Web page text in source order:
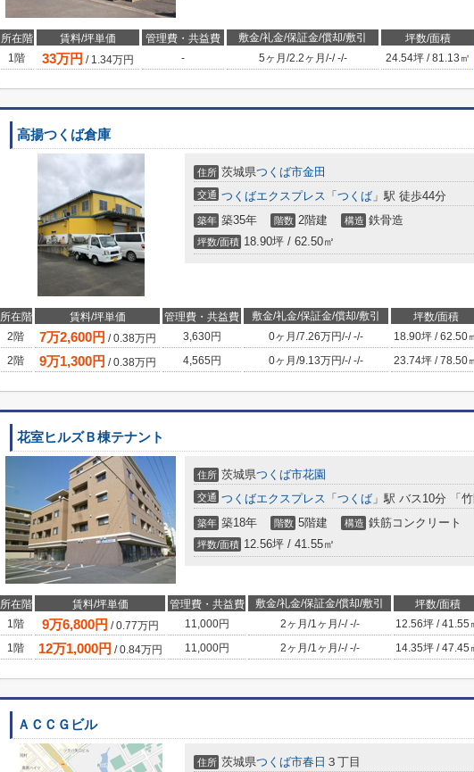
所在階 賃料/坪単価 管理費・共益費 敷金/礼金/保証金/償却/敷引 坪数/面積
1階
33万円 / 1.34万円 - 5ヶ月 /2.2ヶ月 /-/-/- 24.54坪 / 81.13㎡
高揚つくば倉庫
住所 茨城県つくば市金田
交通 つくばエクスプレス 「 つくば 」駅 徒歩44分
築年 築35年 階数 2階建 構造 鉄骨造
坪数/面積 18.90坪 / 62.50㎡
所在階 賃料/坪単価 管理費・共益費 敷金/礼金/保証金/償却/敷引 坪数/面積
2階
7万2,600円 /0.38万円 3,630円 0ヶ月 /7.26万円/-/-/- 18.90坪 / 62.50
2階
9万1,300円 /0.38万円 4,565円 0ヶ月 /9.13万円/-/-/- 23.74坪 / 78.50
花室ヒルズＢ棟テナント
住所 茨城県つくば市花園
交通 つくばエクスプレス 「 つくば 」駅 バス10分 「
築年 築18年 階数 5階建 構造 鉄筋コンクリート
坪数/面積 12.56坪 / 41.55㎡
所在階 賃料/坪単価 管理費・共益費 敷金/礼金/保証金/償却/敷引 坪数/面積
1階
9万6,800円 /0.77万円 11,000円 2ヶ月 /1ヶ月 /-/-/- 12.56坪 / 41.55
1階
12万1,000円 /0.84万円 11,000円 2ヶ月 /1ヶ月 /-/-/- 14.35坪 / 47.45
ＡＣＣＧビル
住所 茨城県つくば市春日 ３丁目